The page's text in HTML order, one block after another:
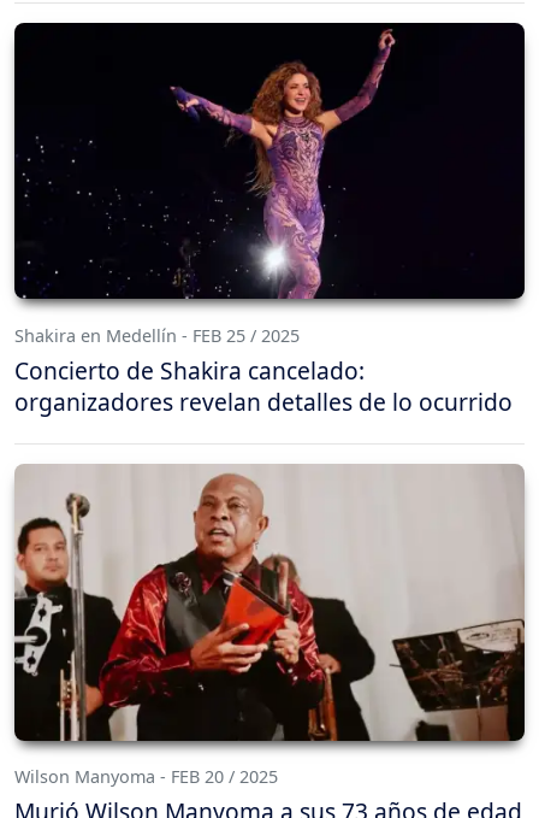
Shakira en Medellín - FEB 25 / 2025
Concierto de Shakira cancelado:
organizadores revelan detalles de lo ocurrido
Wilson Manyoma - FEB 20 / 2025
Murió Wilson Manyoma a sus 73 años de edad